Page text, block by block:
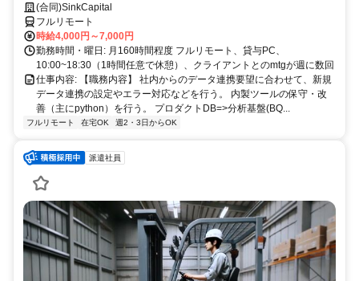
(合同)SinkCapital
フルリモート
時給4,000円～7,000円
勤務時間・曜日: 月160時間程度 フルリモート、貸与PC、
10:00~18:30（1時間任意で休憩）、クライアントとのmtgが週に数回
仕事内容: 【職務内容】 社内からのデータ連携要望に合わせて、新規
データ連携の設定やエラー対応などを行う。 内製ツールの保守・改
善（主にpython）を行う。 プロダクトDB=>分析基盤(BQ...
フルリモート 在宅OK 週2・3日からOK
派遣社員